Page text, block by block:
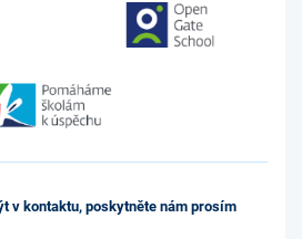
v kontaktu, poskytněte nám prosím